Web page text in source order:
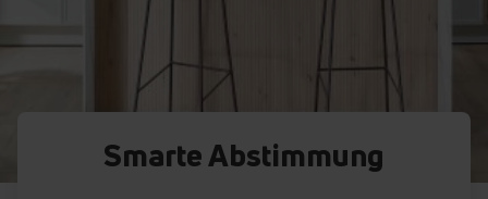
Smarte Abstimmung